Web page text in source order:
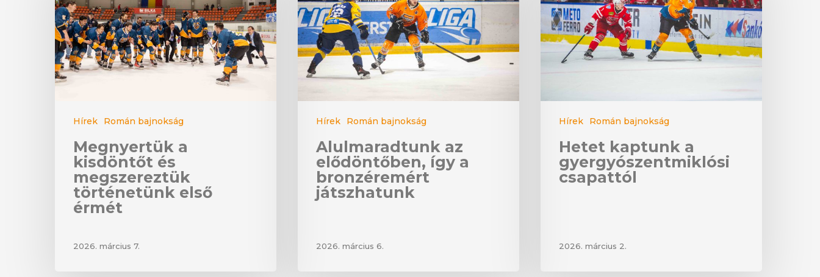
Hírek Román bajnokság
Megnyertük a
kisdöntőt és
megszereztük
történetünk első
érmét
2026. március 7.
Hírek Román bajnokság
Alulmaradtunk az
elődöntőben, így a
bronzéremért
játszhatunk
2026. március 6.
Hírek Román bajnokság
Hetet kaptunk a
gyergyószentmiklósi
csapattól
2026. március 2.